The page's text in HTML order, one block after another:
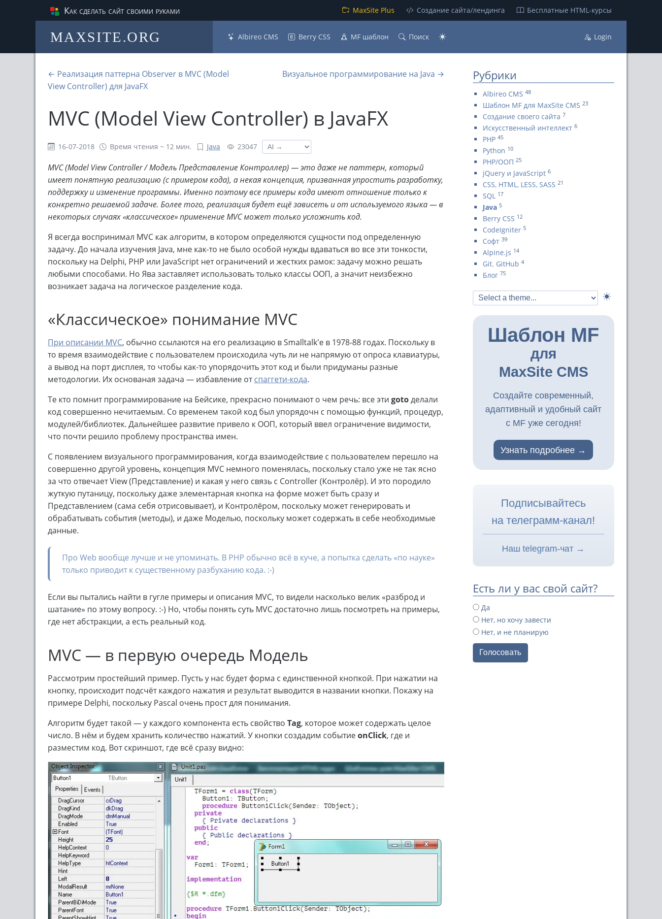
Как сделать сайт своими руками MaxSite Plus Создание сайта/лендинга Бесплатные НТML-курсы
MAXSITE.ORG Albireo CMS Berry CSS MF шаблон Поиск Login
← Реализация паттерна Observer в MVC (Model
View Controller) для JavaFX
Визуальное программирование на Java →
MVC (Model View Controller) в JavaFX
16-07-2018 Время чтения ~ 12 мин. Java 23047
MVC (Model View Controller / Модель Представление Контроллер) — это даже не паттерн, который
имеет понятную реализацию (с примером кода), а некая концепция, призванная упростить разработку,
поддержку и изменение программы. Именно поэтому все примеры кода имеют отношение только к
конкретно решаемой задаче. Более того, реализация будет ещё зависеть и от используемого языка — в
некоторых случаях «классическое» применение MVC может только усложнить код.
Я всегда воспринимал MVC как алгоритм, в котором определяются сущности под определенную
задачу. До начала изучения Java, мне как-то не было особой нужды вдаваться во все эти тонкости,
поскольку на Delphi, PHP или JavaScript нет ограничений и жестких рамок: задачу можно решать
любыми способами. Но Ява заставляет использовать только классы ООП, а значит неизбежно
возникает задача на логическое разделение кода.
«Классическое» понимание MVC
При описании MVC, обычно ссылаются на его реализацию в Smalltalk'е в 1978-88 годах. Поскольку в
то время взаимодействие с пользователем происходила чуть ли не напрямую от опроса клавиатуры,
а вывод на порт дисплея, то чтобы как-то упорядочить этот код и были придуманы разные
методологии. Их основаная задача — избавление отспаггети-кода.
Те кто помнит программирование на Бейсике, прекрасно понимают о чем речь: все эти gotoделали
код совершенно нечитаемым. Со временем такой код был упорядочн с помощью функций, процедур,
модулей/библиотек. Дальнейшее развитие привело к ООП, который ввел ограничение видимости,
что почти решило проблему пространства имен.
С появлением визуального программирования, когда взаимодействие с пользователем перешло на
совершенно другой уровень, концепция MVC немного поменялась, поскольку стало уже не так ясно
за что отвечает View (Представление) и какая у него связь с Controller (Контролёр). И это породило
жуткую путаницу, поскольку даже элементарная кнопка на форме может быть сразу и
Представлением (сама себя отрисовывает), и Контролёром, поскольку может генерировать и
обрабатывать события (методы), и даже Моделью, поскольку может содержать в себе необходимые
данные.
Про Web вообще лучше и не упоминать. В PHP обычно всё в куче, а попытка сделать «по науке»
только приводит к существенному разбуханию кода. :-)
Если вы пытались найти в гугле примеры и описания MVC, то видели насколько велик «разброд и
шатание» по этому вопросу. :-) Но, чтобы понять суть MVC достаточно лишь посмотреть на примеры,
где нет абстракции, а есть реальный код.
MVC — в первую очередь Модель
Рассмотрим простейший пример. Пусть у нас будет форма с единственной кнопкой. При нажатии на
кнопку, происходит подсчёт каждого нажатия и результат выводится в названии кнопки. Покажу на
примере Delphi, поскольку Pascal очень прост для понимания.
Алгоритм будет такой — у каждого компонента есть свойство Tag, которое может содержать целое
число. В нём и будем хранить количество нажатий. У кнопки создадим событиеonClick, где и
разместим код. Вот скриншот, где всё сразу видно:
Рубрики
Albireo CMS 48
Шаблон MF для MaxSite CMS 23
Создание своего сайта 7
Искусственный интеллект 6
PHP 45
Python 10
PHP/ООП 25
jQuery и JavaScript 6
CSS, HTML, LESS, SASS 21
SQL 17
Java 5
Berry CSS 12
CodeIgniter 5
Софт 39
Alpine.js 14
Git. GitHub 4
Блог 75
Шаблон MF
для
MaxSite CMS
Создайте современный,
адаптивный и удобный сайт
с MF уже сегодня!
Узнать подробнее
Подписывайтесь
на телеграмм-канал!
Наш telegram-чат →
Есть ли у вас свой сайт?
Да
Нет, но хочу завести
Нет, и не планирую
Голосовать